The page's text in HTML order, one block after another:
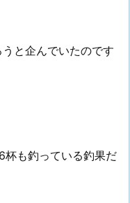
と企んでいたのです
杯も釣っている釣果だ